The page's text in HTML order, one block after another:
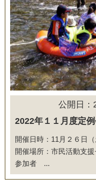
公開日：
2022年１１月度定
開催日時：11月２６日
開催場所：市民活動支
参加者 ...